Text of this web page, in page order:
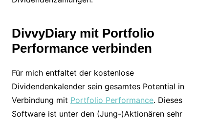
DivvyDiary mit Portfolio
Performance verbinden
Für mich entfaltet der kostenlose
Dividendenkalender sein gesamtes Potential in
Verbindung mit Portfolio Performance. Dieses
Software ist unter den (Jung-)Aktionären sehr